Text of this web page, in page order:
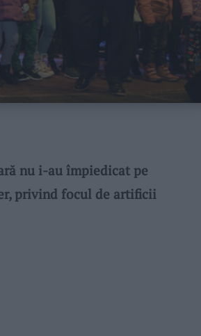
nu i-au împiedicat pe
privind focul de artificii